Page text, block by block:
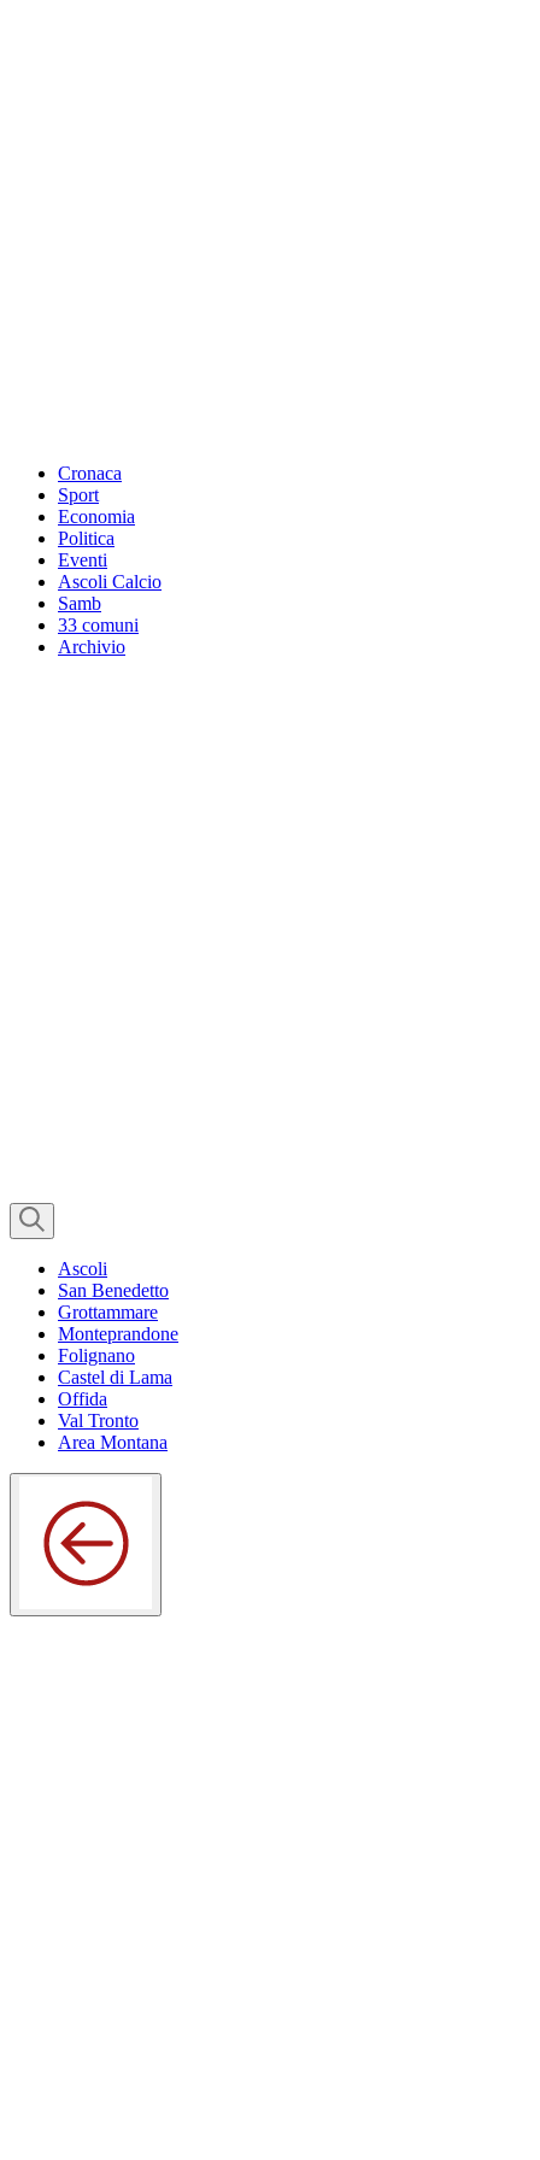
Cronaca
Sport
Economia
Politica
Eventi
Ascoli Calcio
Samb
33 comuni
Archivio
Ascoli
San Benedetto
Grottammare
Monteprandone
Folignano
Castel di Lama
Offida
Val Tronto
Area Montana